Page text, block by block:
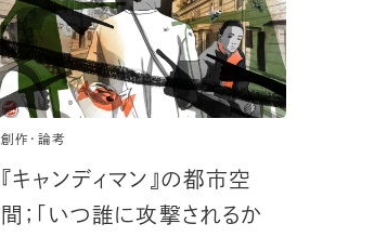
創作・論考
『キャンディマン』の都市空
間；「いつ誰に攻撃されるか